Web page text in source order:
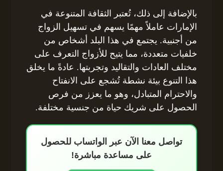
بالإضافة إلى ذلك، تُعتبر الثقافة المتنوعة في
الإمارات عاملاً مهمًا يسهم في تسهيل الزواج
من أجنبية. يجتمع في هذا البلد أشخاص من
خلفيات متعددة، مما يتيح للأزواج التعرف على
مختلف العادات والتقاليد وتجربتها. عادةً ما يخلق
هذا التنوع بيئة نشطة تُشجع على الانفتاح
والاحترام المتبادل، وهو ما يعزز من فرص
الحصول على شريك حياة من جنسية مختلفة.
تواصل معنا الآن عبر الواتساب للحصول
على مساعدة مباشرة!